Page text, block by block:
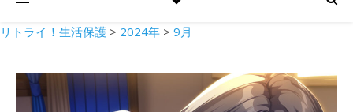
リトライ！生活保護 > 2024年 > 9月